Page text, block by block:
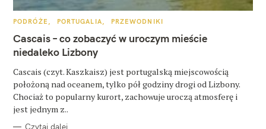
K
T
E
G
O
I
PODRÓŻE PORTUGALIA PRZEWODNIKI
Cascais – co zobaczyć w uroczym mieście
niedaleko Lizbony
Cascais (czyt. Kaszkaisz) jest portugalską miejscowością
położoną nad oceanem, tylko pół godziny drogi od Lizbony.
Chociaż to popularny kurort, zachowuje uroczą atmosferę i
jest jednym z..
Czytaj dalej
k
a
j
: